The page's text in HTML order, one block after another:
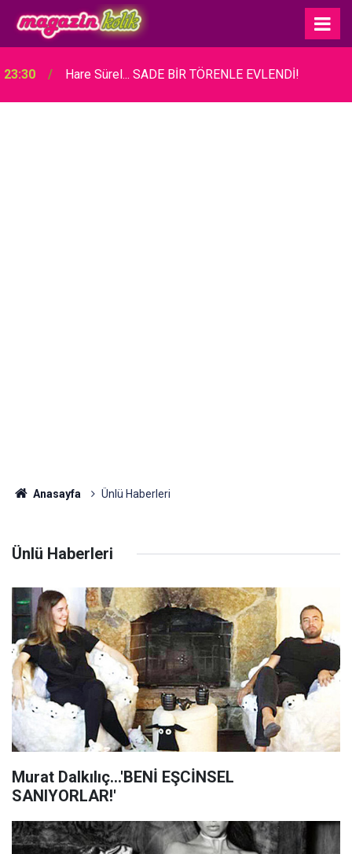
23:30 Hare Sürel... SADE BİR TÖRENLE EVLENDİ!
Anasayfa Ünlü Haberleri
Ünlü Haberleri
Murat Dalkılıç...'BENİ EŞCİNSEL
SANIYORLAR!'